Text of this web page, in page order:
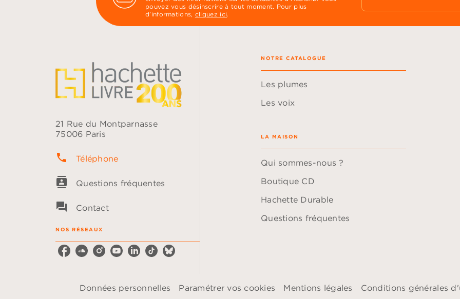
pouvez vous désinscrire à tout moment. Pour plus
d’informations, cliquez ici.
21 Rue du Montparnasse
75006 Paris
phone Téléphone
contacts Questions fréquentes
question_answer Contact
NOS RÉSEAUX
NOTRE CATALOGUE
Les plumes
Les voix
LA MAISON
Qui sommes-nous ?
Boutique CD
Hachette Durable
Questions fréquentes
Données personnelles Paramétrer vos cookies Mentions légales Conditions générales